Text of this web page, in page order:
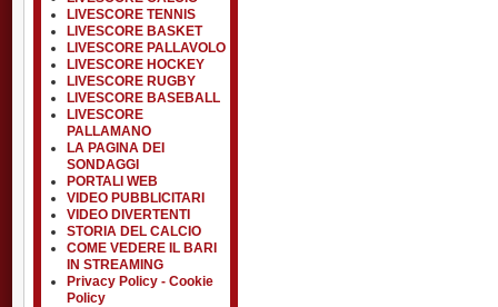
LIVESCORE TENNIS
LIVESCORE BASKET
LIVESCORE PALLAVOLO
LIVESCORE HOCKEY
LIVESCORE RUGBY
LIVESCORE BASEBALL
LIVESCORE
PALLAMANO
LA PAGINA DEI
SONDAGGI
PORTALI WEB
VIDEO PUBBLICITARI
VIDEO DIVERTENTI
STORIA DEL CALCIO
COME VEDERE IL BARI
IN STREAMING
Privacy Policy - Cookie
Policy